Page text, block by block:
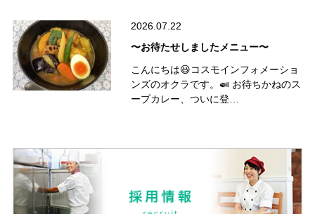
2026.07.22
〜お待たせしましたメニュー〜
こんにちは😃コスモインフォメーショ
ンズのオクラです。🍛 お待ちかねのス
ープカレー、ついに登…